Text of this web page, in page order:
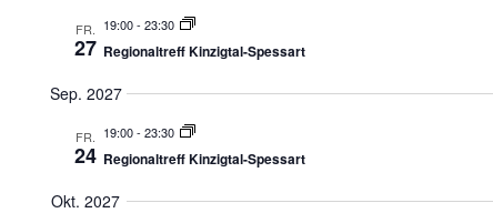
FR.
27
19:00- 23:30
Regionaltreff Kinzigtal-Spessart
Sep. 2027
FR.
24
19:00- 23:30
Regionaltreff Kinzigtal-Spessart
Okt. 2027